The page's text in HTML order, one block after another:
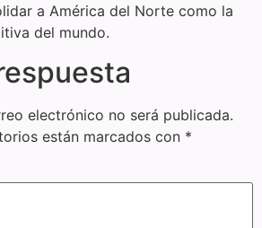
a América del Norte como la
del mundo.
electrónico no será publicada.
están marcados con *